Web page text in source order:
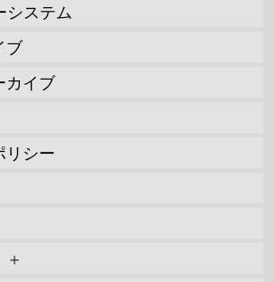
システム
ブ
カイブ
リシー